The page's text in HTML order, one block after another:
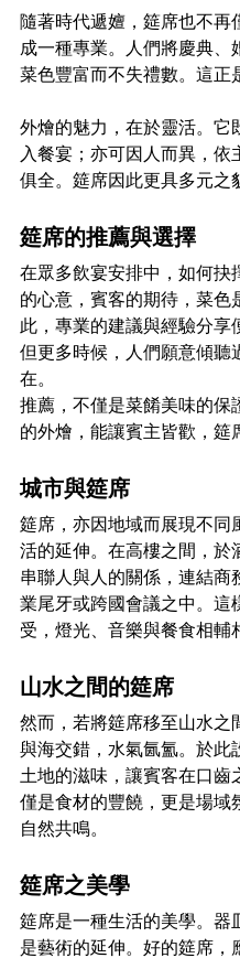
隨著時代遞嬗，筵席也不再
成一種專業。人們將慶典
菜色豐富而不失禮數。這正
外燴的魅力，在於靈活。它
入餐宴；亦可因人而異，
俱全。筵席因此更具多元之
筵席的推薦與選擇
在眾多飲宴安排中，如何抉
的心意，賓客的期待，菜
此，專業的建議與經驗分
但更多時候，人們願意傾聽
在。
推薦，不僅是菜餚美味的保
的外燴，能讓賓主皆歡，筵
城市與筵席
筵席，亦因地域而展現不同
活的延伸。在高樓之間，於
串聯人與人的關係，連結商
業尾牙或跨國會議之中。這
受，燈光、音樂與餐食相
山水之間的筵席
然而，若將筵席移至山水之
與海交錯，水氣氤氳。於此
土地的滋味，讓賓客在口齒
僅是食材的豐饒，更是場域
自然共鳴。
筵席之美學
筵席是一種生活的美學。器
是藝術的延伸。好的筵席